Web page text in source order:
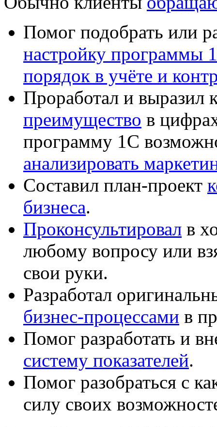
Помог подобрать или
настройку программы
порядок в учёте и
Проработал и выразил
преимущество в
программу 1С
анализировать
Составил план-проект
бизнеса.
Проконсультировал в
любому вопросу или
свои руки.
Разработал
бизнес-процессами в
Помог разработать и
систему показателей.
Помог разобраться с
силу своих